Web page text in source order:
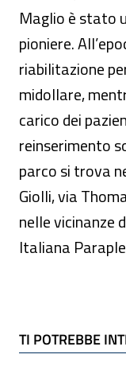
Maglio è stato
pioniere.
riabilitazione
midollare,
carico dei
reinserimento
parco si trova
Giolli, via
nelle vicinanze
Italiana
TI
TI POTREBBE